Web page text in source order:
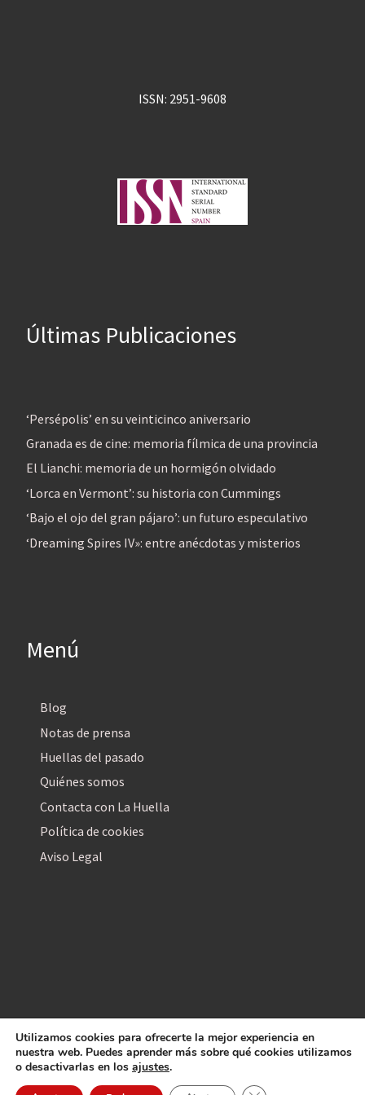
ISSN: 2951-9608
Últimas Publicaciones
‘Persépolis’ en su veinticinco aniversario
Granada es de cine: memoria fílmica de una provincia
El Lianchi: memoria de un hormigón olvidado
‘Lorca en Vermont’: su historia con Cummings
‘Bajo el ojo del gran pájaro’: un futuro especulativo
‘Dreaming Spires IV»: entre anécdotas y misterios
Menú
Blog
Notas de prensa
Huellas del pasado
Quiénes somos
Contacta con La Huella
Política de cookies
Aviso Legal
© 2026La Huella Digital– Todos los derechos reservados
Utilizamos cookies para ofrecerte la mejor experiencia en
nuestra web. Puedes aprender más sobre qué cookies utilizamos
o desactivarlas en los ajustes.